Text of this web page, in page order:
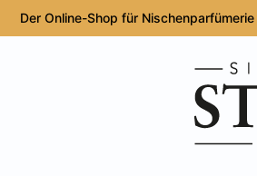
Der Online-Shop für Nischenparfümerie